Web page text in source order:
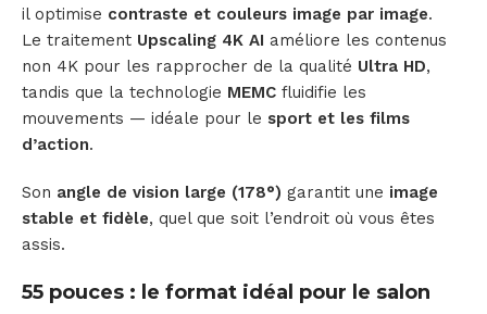
il optimise contraste et couleurs image par image.
Le traitement Upscaling 4K AI améliore les contenus
non 4K pour les rapprocher de la qualité Ultra HD,
tandis que la technologie MEMC fluidifie les
mouvements — idéale pour le sport et les films
d’action.
Son angle de vision large (178°) garantit une image
stable et fidèle, quel que soit l’endroit où vous êtes
assis.
55 pouces : le format idéal pour le salon